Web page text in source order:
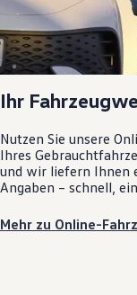
Ihr
Nutzen Sie unsere
Ihres
und wir liefern Ihnen
Angaben – schnell,
Mehr zu Online-